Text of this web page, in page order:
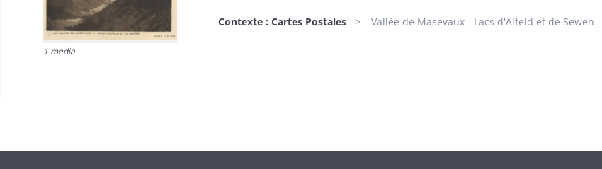
1 media
Contexte : Cartes Postales Vallée de Masevaux - Lacs d'Alfeld et de Sewen